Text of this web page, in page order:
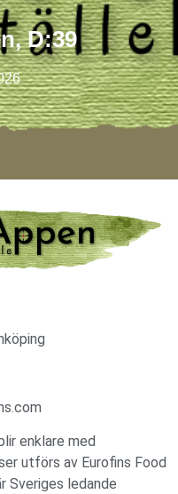
D:39
enklare med
utförs av Eurofins Food
Sveriges ledande